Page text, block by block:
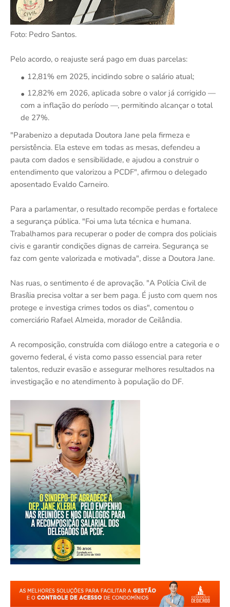
Foto: Pedro Santos.
Pelo acordo, o reajuste será pago em duas parcelas:
12,81% em 2025, incidindo sobre o salário atual;
12,82% em 2026, aplicada sobre o valor já corrigido —
com a inflação do período —, permitindo alcançar o total
de 27%.
"Parabenizo a deputada Doutora Jane pela firmeza e
persistência. Ela esteve em todas as mesas, defendeu a
pauta com dados e sensibilidade, e ajudou a construir o
entendimento que valorizou a PCDF", afirmou o delegado
aposentado Evaldo Carneiro.
Para a parlamentar, o resultado recompõe perdas e fortalece
a segurança pública. "Foi uma luta técnica e humana.
Trabalhamos para recuperar o poder de compra dos policiais
civis e garantir condições dignas de carreira. Segurança se
faz com gente valorizada e motivada", disse a Doutora Jane.
Nas ruas, o sentimento é de aprovação. "A Polícia Civil de
Brasília precisa voltar a ser bem paga. É justo com quem nos
protege e investiga crimes todos os dias", comentou o
comerciário Rafael Almeida, morador de Ceilândia.
A recomposição, construída com diálogo entre a categoria e o
governo federal, é vista como passo essencial para reter
talentos, reduzir evasão e assegurar melhores resultados na
investigação e no atendimento à população do DF.